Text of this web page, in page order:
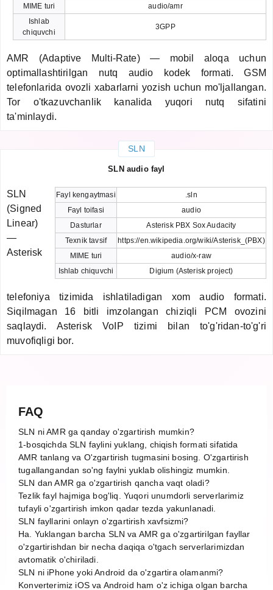
MIME turi
audio/amr
Ishlab
chiquvchi
3GPP
AMR (Adaptive Multi-Rate) — mobil aloqa uchun
optimallashtirilgan nutq audio kodek formati. GSM
telefonlarida ovozli xabarlarni yozish uchun mo'ljallangan.
Tor o'tkazuvchanlik kanalida yuqori nutq sifatini
ta'minlaydi.
SLN
SLN audio fayl
Fayl kengaytmasi
.sln
Fayl toifasi
audio
Dasturlar
Asterisk PBX Sox Audacity
Texnik tavsif
https://en.wikipedia.org/wiki/Asterisk_(PBX)
MIME turi
audio/x-raw
Ishlab chiquvchi
Digium (Asterisk project)
SLN
(Signed
Linear)
—
Asterisk
telefoniya tizimida ishlatiladigan xom audio formati.
Siqilmagan 16 bitli imzolangan chiziqli PCM ovozini
saqlaydi. Asterisk VoIP tizimi bilan to'g'ridan-to'g'ri
muvofiqligi bor.
FAQ
SLN ni AMR ga qanday o'zgartirish mumkin?
1-bosqichda SLN faylini yuklang, chiqish formati sifatida
AMR tanlang va O'zgartirish tugmasini bosing. O'zgartirish
tugallangandan so'ng faylni yuklab olishingiz mumkin.
SLN dan AMR ga o'zgartirish qancha vaqt oladi?
Tezlik fayl hajmiga bog'liq. Yuqori unumdorli serverlarimiz
tufayli o'zgartirish imkon qadar tezda yakunlanadi.
SLN fayllarini onlayn o'zgartirish xavfsizmi?
Ha. Yuklangan barcha SLN va AMR ga o'zgartirilgan fayllar
o'zgartirishdan bir necha daqiqa o'tgach serverlarimizdan
avtomatik o'chiriladi.
SLN ni iPhone yoki Android da o'zgartira olamanmi?
Konverterimiz iOS va Android ham o'z ichiga olgan barcha